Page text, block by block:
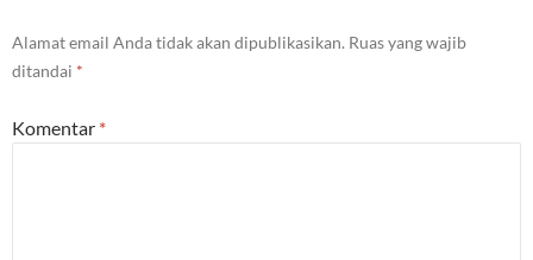
Alamat email Anda tidak akan dipublikasikan. Ruas yang wajib
ditandai *
Komentar *